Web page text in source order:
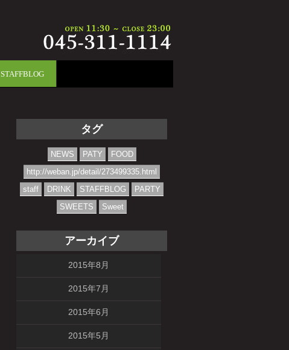
STAFFBLOG
タグ
NEWS PATY
FOOD
http://weban.jp/detail/273499335.html
staff
DRINK STAFFBLOG
PARTY
SWEETS
Sweet
アーカイブ
2015年8月
2015年7月
2015年6月
2015年5月